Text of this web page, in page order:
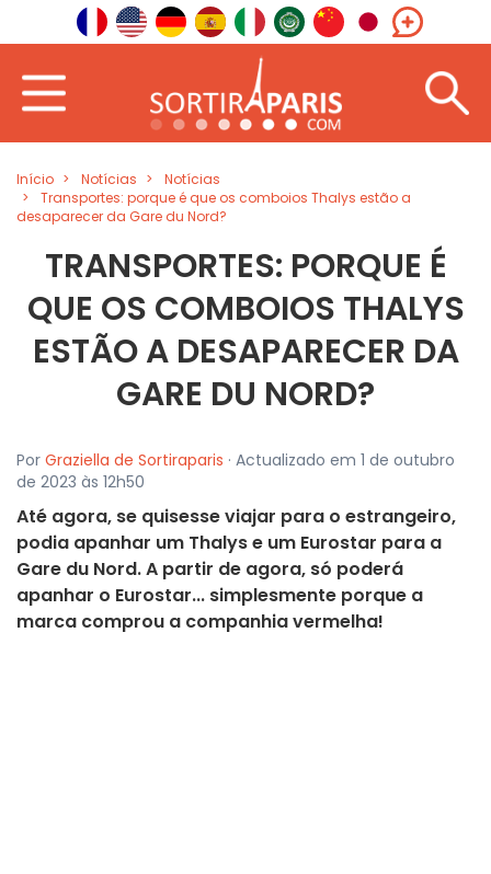
Início Notícias
Notícias
Transportes: porque é que os comboios Thalys estão a
desaparecer da Gare du Nord?
TRANSPORTES: PORQUE É
QUE OS COMBOIOS THALYS
ESTÃO A DESAPARECER DA
GARE DU NORD?
Por Graziella de Sortiraparis · Actualizado em 1 de outubro
de 2023 às 12h50
Até agora, se quisesse viajar para o estrangeiro,
podia apanhar um Thalys e um Eurostar para a
Gare du Nord. A partir de agora, só poderá
apanhar o Eurostar... simplesmente porque a
marca comprou a companhia vermelha!